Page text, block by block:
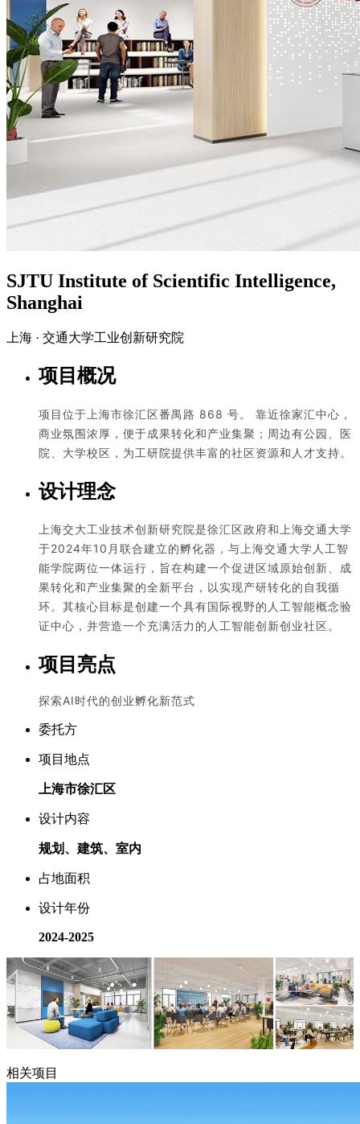
SJTU Institute of Scientific Intelligence,
Shanghai
上海 · 交通大学工业创新研究院
项目概况
项目位于上海市徐汇区番禺路 868 号。 靠近徐家汇中心，
商业氛围浓厚，便于成果转化和产业集聚；周边有公园、医
院、大学校区，为工研院提供丰富的社区资源和人才支持。
设计理念
上海交大工业技术创新研究院是徐汇区政府和上海交通大学
于2024年10月联合建立的孵化器，与上海交通大学人工智
能学院两位一体运行，旨在构建一个促进区域原始创新、成
果转化和产业集聚的全新平台，以实现产研转化的自我循
环。其核心目标是创建一个具有国际视野的人工智能概念验
证中心，并营造一个充满活力的人工智能创新创业社区。
项目亮点
探索AI时代的创业孵化新范式
委托方
项目地点
上海市徐汇区
设计内容
规划、建筑、室内
占地面积
设计年份
2024-2025
相关项目